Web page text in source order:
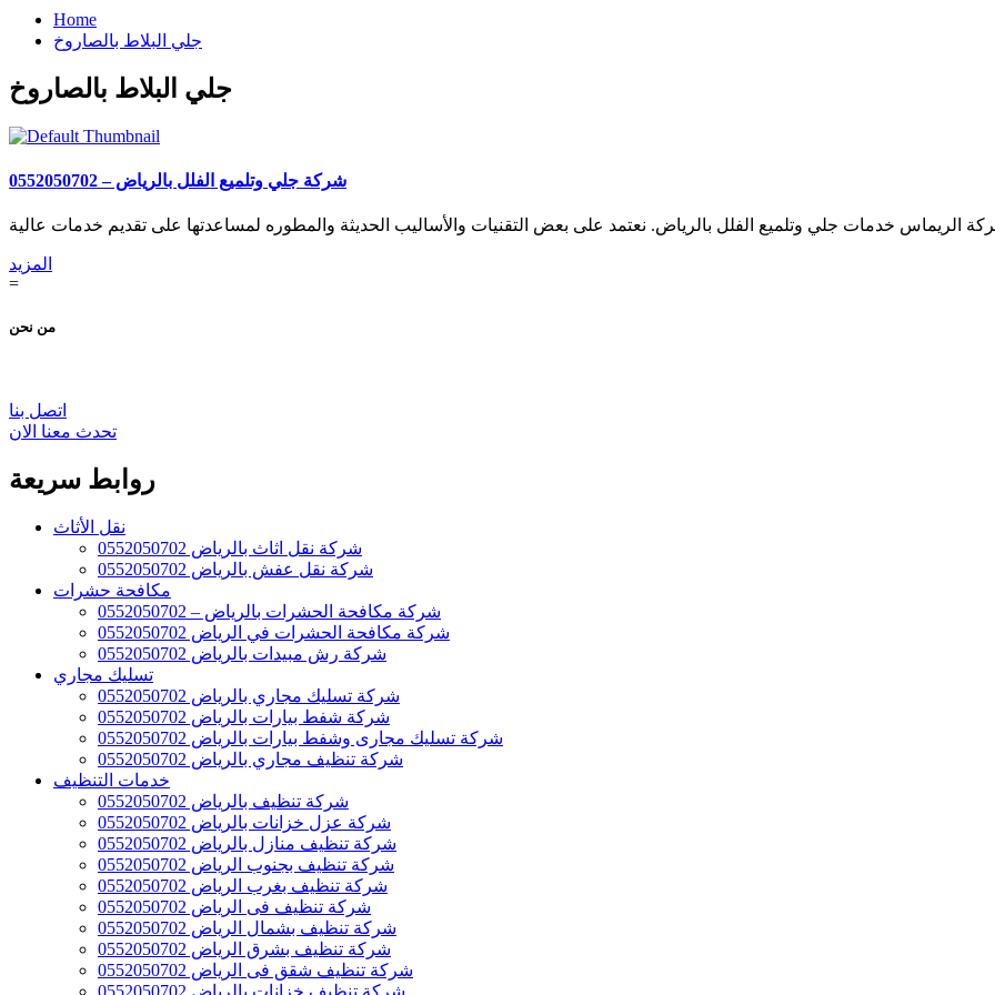
Home
جلي البلاط بالصاروخ
جلي البلاط بالصاروخ
شركة جلي وتلميع الفلل بالرياض – 0552050702
المزيد
=
من نحن
اتصل بنا
تحدث معنا الان
روابط سريعة
نقل الأثاث
شركة نقل اثاث بالرياض 0552050702
شركة نقل عفش بالرياض 0552050702
مكافحة حشرات
شركة مكافحة الحشرات بالرياض – 0552050702
شركة مكافحة الحشرات في الرياض 0552050702
شركة رش مبيدات بالرياض 0552050702
تسليك مجاري
شركة تسليك مجاري بالرياض 0552050702
شركة شفط بيارات بالرياض 0552050702
شركة تسليك مجارى وشفط بيارات بالرياض 0552050702
شركة تنظيف مجاري بالرياض 0552050702
خدمات التنظيف
شركة تنظيف بالرياض 0552050702
شركة عزل خزانات بالرياض 0552050702
شركة تنظيف منازل بالرياض 0552050702
شركة تنظيف بجنوب الرياض 0552050702
شركة تنظيف بغرب الرياض 0552050702
شركة تنظيف فى الرياض 0552050702
شركة تنظيف بشمال الرياض 0552050702
شركة تنظيف بشرق الرياض 0552050702
شركة تنظيف شقق فى الرياض 0552050702